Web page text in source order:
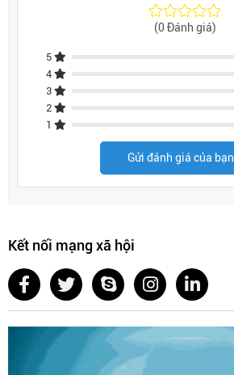
(0 Đánh giá)
5
4
3
2
1
Gửi đánh giá của bạn
Kết nối mạng xã hội